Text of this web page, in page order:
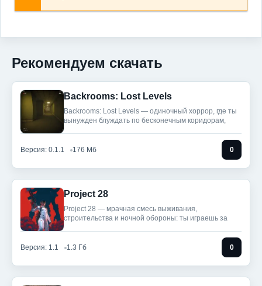
Рекомендуем скачать
Backrooms: Lost Levels
Backrooms: Lost Levels — одиночный хоррор, где ты
вынужден блуждать по бесконечным коридорам,
Версия: 0.1.1 176 Мб 0
Project 28
Project 28 — мрачная смесь выживания,
строительства и ночной обороны: ты играешь за
Версия: 1.1 1.3 Гб 0